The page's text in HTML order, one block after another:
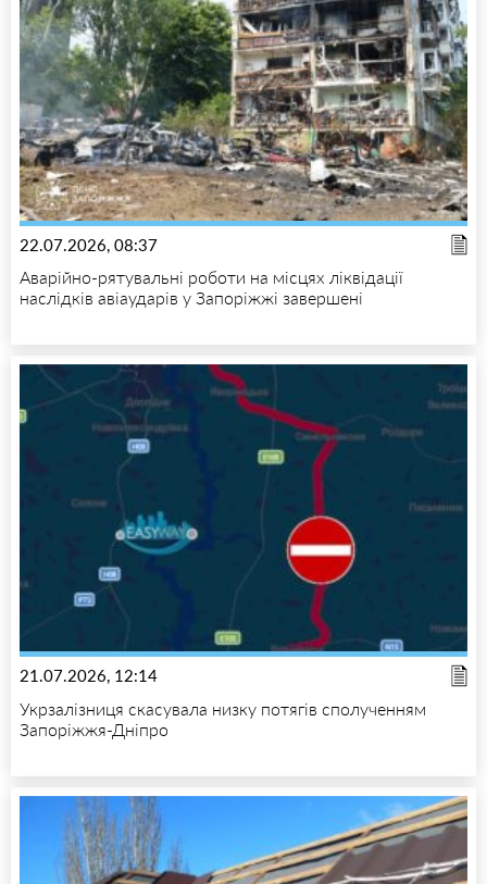
22.07.2026, 08:37
Аварійно-рятувальні роботи на місцях ліквідації
наслідків авіаударів у Запоріжжі завершені
21.07.2026, 12:14
Укрзалізниця скасувала низку потягів сполученням
Запоріжжя-Дніпро